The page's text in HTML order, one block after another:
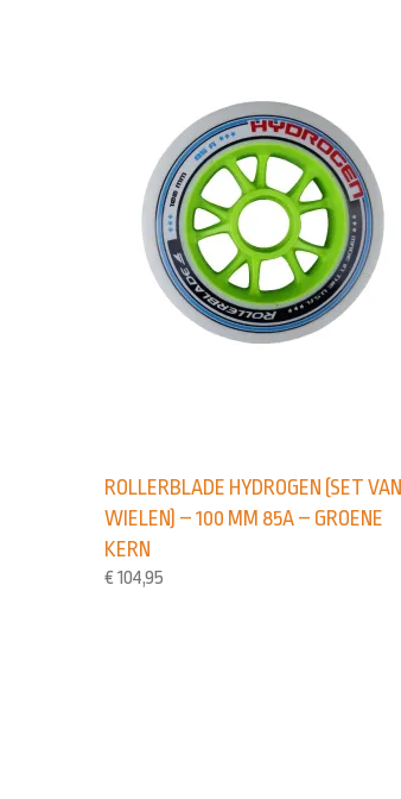
ROLLERBLADE HYDROGEN (SET
WIELEN) – 100 MM 85A – GROENE
KERN
€ 104,95